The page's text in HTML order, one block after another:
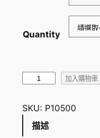
Quantity
姬
風
加入購物車
SKU: P10500
描述